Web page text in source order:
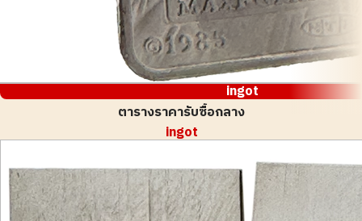
ingot
ตารางราคารับซื้อกลาง
ingot